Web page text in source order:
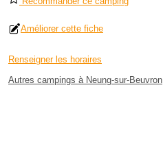
Améliorer cette fiche
Renseigner les horaires
Autres campings à Neung-sur-Beuvron